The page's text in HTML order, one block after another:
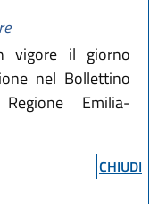
vigore il giorno
nel Bollettino
Emilia-
CHIUDI